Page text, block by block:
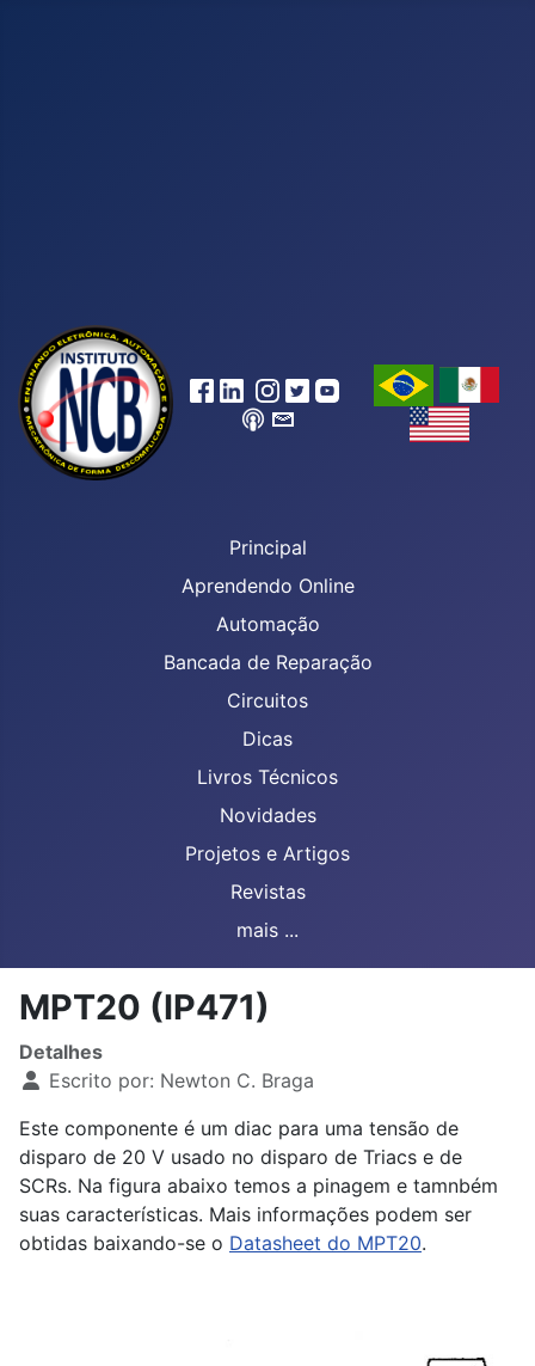
Principal
Aprendendo Online
Automação
Bancada de Reparação
Circuitos
Dicas
Livros Técnicos
Novidades
Projetos e Artigos
Revistas
mais ...
MPT20 (IP471)
Detalhes
Escrito por: Newton C. Braga
Este componente é um diac para uma tensão de
disparo de 20 V usado no disparo de Triacs e de
SCRs. Na figura abaixo temos a pinagem e tamnbém
suas características. Mais informações podem ser
obtidas baixando-se o Datasheet do MPT20.